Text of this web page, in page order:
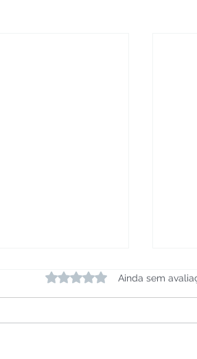
Avaliado com 0 de 5 estrelas.
Ainda sem